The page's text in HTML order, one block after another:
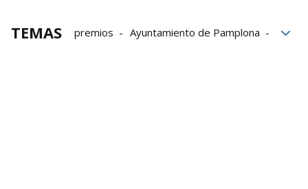
TEMAS premios
Ayuntamiento de Pamplona